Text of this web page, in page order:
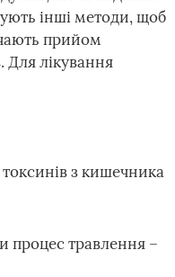
інші методи, щоб
прийом
Для лікування
з кишечника
процес травлення –